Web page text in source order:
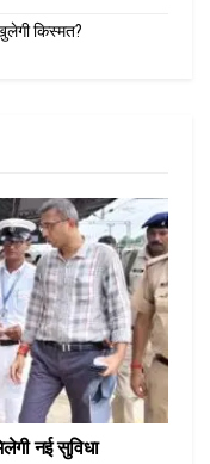
किस्मत?
नई सुविधा